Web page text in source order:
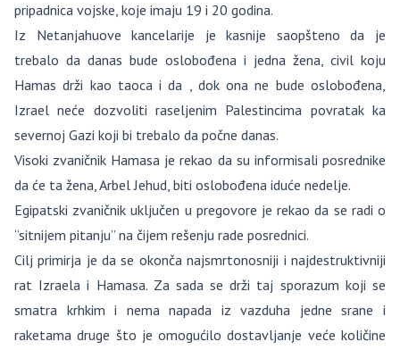
pripadnica vojske, koje imaju 19 i 20 godina.
Iz Netanjahuove kancelarije je kasnije saopšteno da je
trebalo da danas bude oslobođena i jedna žena, civil koju
Hamas drži kao taoca i da , dok ona ne bude oslobođena,
Izrael neće dozvoliti raseljenim Palestincima povratak ka
severnoj Gazi koji bi trebalo da počne danas.
Visoki zvaničnik Hamasa je rekao da su informisali posrednike
da će ta žena, Arbel Jehud, biti oslobođena iduće nedelje.
Egipatski zvaničnik uključen u pregovore je rekao da se radi o
“sitnijem pitanju” na čijem rešenju rade posrednici.
Cilj primirja je da se okonča najsmrtonosniji i najdestruktivniji
rat Izraela i Hamasa. Za sada se drži taj sporazum koji se
smatra krhkim i nema napada iz vazduha jedne srane i
raketama druge što je omogućilo dostavljanje veće količine